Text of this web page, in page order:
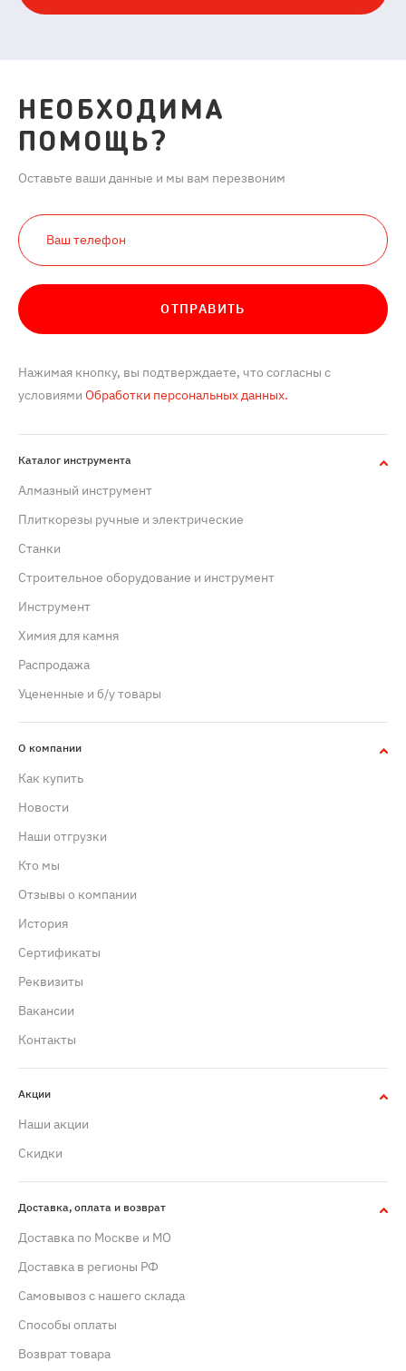
НЕОБХОДИМА
ПОМОЩЬ?
Оставьте ваши данные и мы вам перезвоним
ОТПРАВИТЬ
Нажимая кнопку, вы подтверждаете, что согласны с
условиями Обработки персональных данных.
Каталог инструмента
Алмазный инструмент
Плиткорезы ручные и электрические
Станки
Строительное оборудование и инструмент
Инструмент
Химия для камня
Распродажа
Уцененные и б/у товары
О компании
Как купить
Новости
Наши отгрузки
Кто мы
Отзывы о компании
История
Сертификаты
Реквизиты
Вакансии
Контакты
Акции
Наши акции
Скидки
Доставка, оплата и возврат
Доставка по Москве и МО
Доставка в регионы РФ
Самовывоз с нашего склада
Способы оплаты
Возврат товара